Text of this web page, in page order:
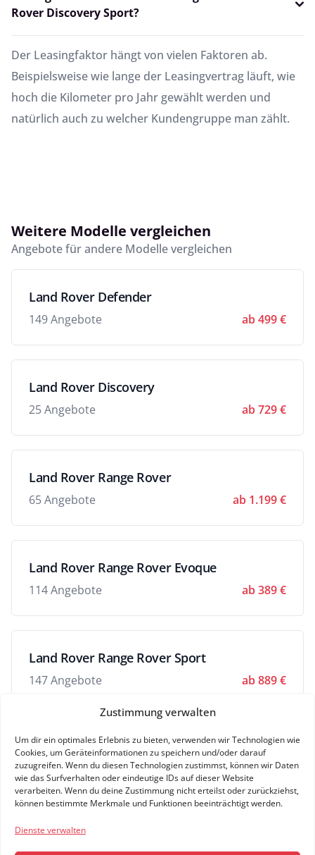
Zustimmung verwalten
Um dir ein optimales Erlebnis zu bieten, verwenden wir Technologien wie
Cookies, um Geräteinformationen zu speichern und/oder darauf
zuzugreifen. Wenn du diesen Technologien zustimmst, können wir Daten
wie das Surfverhalten oder eindeutige IDs auf dieser Website
verarbeiten. Wenn du deine Zustimmung nicht erteilst oder zurückziehst,
können bestimmte Merkmale und Funktionen beeinträchtigt werden.
Dienste verwalten
Rover Discovery Sport?
Der Leasingfaktor hängt von vielen Faktoren ab.
Beispielsweise wie lange der Leasingvertrag läuft, wie
hoch die Kilometer pro Jahr gewählt werden und
natürlich auch zu welcher Kundengruppe man zählt.
Weitere Modelle vergleichen
Angebote für andere Modelle vergleichen
Land Rover Defender
149 Angebote ab 499 €
Land Rover Discovery
25 Angebote ab 729 €
Land Rover Range Rover
65 Angebote ab 1.199 €
Land Rover Range Rover Evoque
114 Angebote ab 389 €
Land Rover Range Rover Sport
147 Angebote ab 889 €
Land Rover Range Rover Velar
106 Angebote ab 570 €